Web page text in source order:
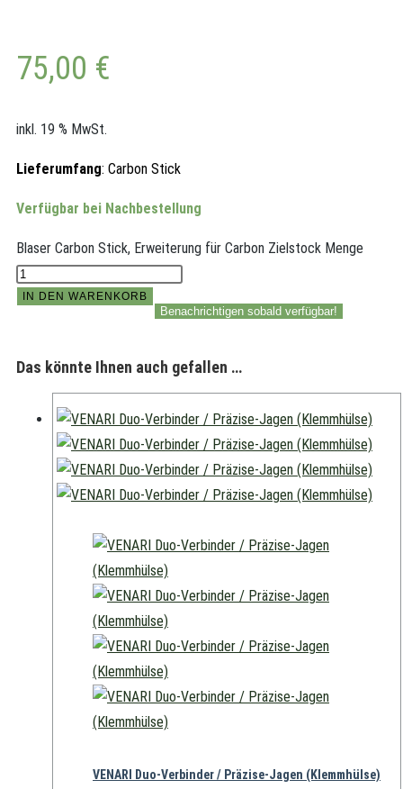
75,00 €
inkl. 19 % MwSt.
Lieferumfang: Carbon Stick
Verfügbar bei Nachbestellung
Blaser Carbon Stick, Erweiterung für Carbon Zielstock Menge
IN DEN WARENKORB
Benachrichtigen sobald verfügbar!
Das könnte Ihnen auch gefallen …
VENARI Duo-Verbinder / Präzise-Jagen (Klemmhülse)